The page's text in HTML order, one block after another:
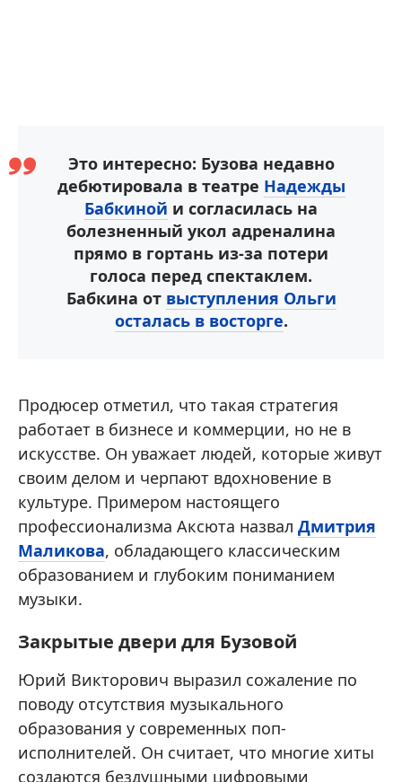
Это интересно: Бузова недавно
дебютировала в театре Надежды
Бабкиной и согласилась на
болезненный укол адреналина
прямо в гортань из-за потери
голоса перед спектаклем.
Бабкина от выступления Ольги
осталась в восторге.
Продюсер отметил, что такая стратегия
работает в бизнесе и коммерции, но не в
искусстве. Он уважает людей, которые живут
своим делом и черпают вдохновение в
культуре. Примером настоящего
профессионализма Аксюта назвал Дмитрия
Маликова, обладающего классическим
образованием и глубоким пониманием
музыки.
Закрытые двери для Бузовой
Юрий Викторович выразил сожаление по
поводу отсутствия музыкального
образования у современных поп-
исполнителей. Он считает, что многие хиты
создаются бездушными цифровыми